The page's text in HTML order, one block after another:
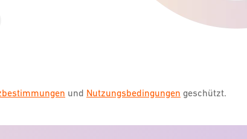
und Nutzungsbedingungen geschützt.